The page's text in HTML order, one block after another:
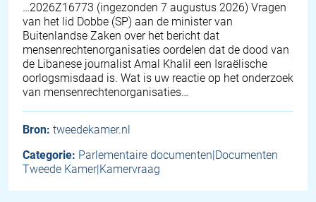
… 2026Z16773 (ingezonden 7 augustus 2026) Vragen
van het lid Dobbe (SP) aan de minister van
Buitenlandse Zaken over het bericht dat
mensenrechtenorganisaties oordelen dat de dood van
de Libanese journalist Amal Khalil een Israëlische
oorlogsmisdaad is. Wat is uw reactie op het onderzoek
van mensenrechtenorganisaties…
Bron: tweedekamer.nl
Categorie: Parlementaire documenten|Documenten
Tweede Kamer|Kamervraag